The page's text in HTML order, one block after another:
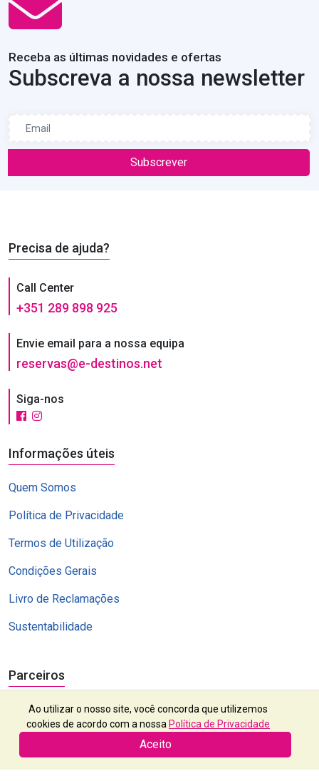
Receba as últimas novidades e ofertas
Subscreva a nossa newsletter
Subscrever
Precisa de ajuda?
Call Center
+351 289 898 925
Envie email para a nossa equipa
reservas@e-destinos.net
Siga-nos
Informações úteis
Quem Somos
Política de Privacidade
Termos de Utilização
Condições Gerais
Livro de Reclamações
Sustentabilidade
Parceiros
Ao utilizar o nosso site, você concorda que utilizemos
cookies de acordo com a nossa Política de Privacidade
Aceito